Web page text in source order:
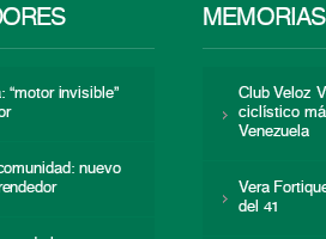
“motor invisible”
nuevo
Club Veloz
ciclístico
Venezuela
Vera
del 41